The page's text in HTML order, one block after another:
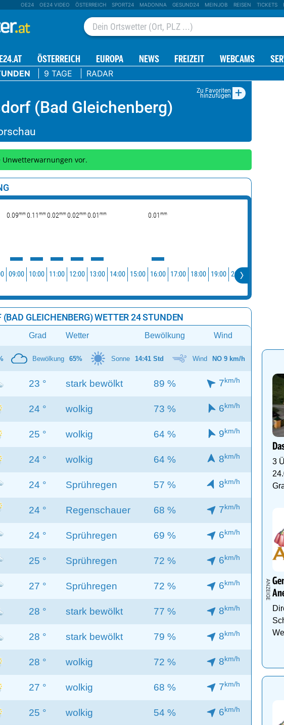
OE24 OE24 VIDEO ÖSTERREICH SPORT24 MADONNA GESUND24 MEINJOB REISEN TICKETS
ÖSTERREICH EUROPA NEWS FREIZEIT WEBCAMS
9 TAGE RADAR
Zu Favoriten
hinzufügen +
(Bad Gleichenberg)
Unwetterwarnungen vor.
0.09mm 0.11 mm 0.02mm 0.02mm 0.01 mm 0.01 mm
09:00 10:00 11:00 12:00 13:00 14:00 15:00 16:00 17:00 18:00 19:00 20:00
GLEICHENBERG) WETTER 24 STUNDEN
Grad Wetter Bewölkung Wind
Bewölkung 65% Sonne 14:41 Std Wind NO 9 km/h
23 ° stark bewölkt 89 % 7km/h
24 ° wolkig 73 % 6km/h
25 ° wolkig 64 % 9km/h
24 ° wolkig 64 % 8km/h
24 ° Sprühregen 57 % 8km/h
24 ° Regenschauer 68 % 7km/h
24 ° Sprühregen 69 % 6km/h
25 ° Sprühregen 72 % 6km/h
27 ° Sprühregen 72 % 6km/h
28 ° stark bewölkt 77 % 8km/h
28 ° stark bewölkt 79 % 8km/h
28 ° wolkig 72 % 8km/h
27 ° wolkig 68 % 7km/h
25 ° wolkig 54 % 6km/h
3